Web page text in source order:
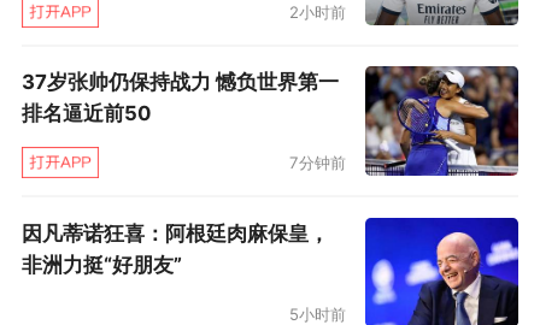
2小时前
37岁张帅仍保持战力 憾负世界第一
排名逼近前50
7分钟前
因凡蒂诺狂喜：阿根廷肉麻保皇，
非洲力挺“好朋友”
5小时前